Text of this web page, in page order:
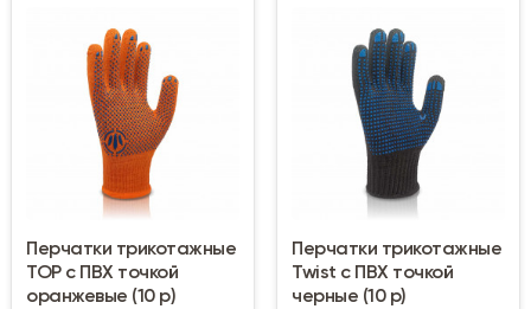
Перчатки трикотажные
TOP с ПВХ точкой
оранжевые (10 р)
Перчатки трикотажные
Twist с ПВХ точкой
черные (10 р)